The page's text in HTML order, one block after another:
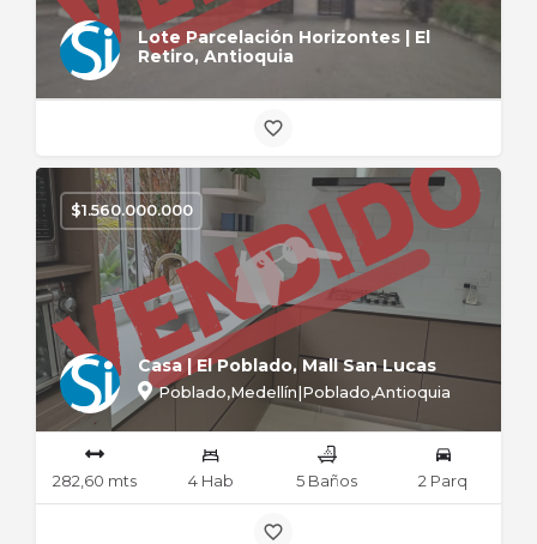
Lote Parcelación Horizontes | El
Retiro, Antioquia
Casa | El Poblado, Mall San Lucas
Poblado,Medellín|Poblado,Antioquia
$1.560.000.000
282,60 mts 4 Hab 5 Baños 2 Parq